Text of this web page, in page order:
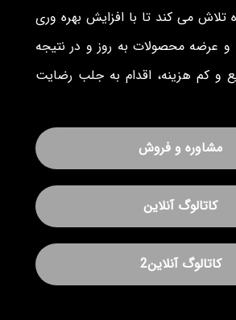
تلاش می کند تا با افزایش بهره وری
و عرضه محصولات به روز و در نتیجه
و کم هزینه، اقدام به جلب رضایت
مشاوره و فروش
کاتالوگ آنلاین
کاتالوگ آنلاین2